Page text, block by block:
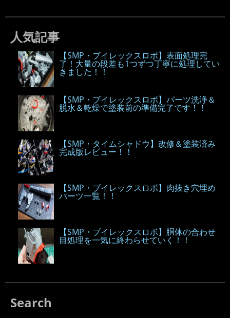
人気記事
【SMP・ブイレックスロボ】表面処理完
了！大量の段差も1つずつ丁寧に処理してい
きました！！
【SMP・ブイレックスロボ】パーツ洗浄＆
脱水＆乾燥で塗装前の準備完了です！！
【SMP・タイムシャドウ】改修＆塗装済み
完成版レビュー！！
【SMP・ブイレックスロボ】肉抜き穴埋め
パーツ一覧！！
【SMP・ブイレックスロボ】胴体の合わせ
目処理を一気に終わらせていく！！
Search